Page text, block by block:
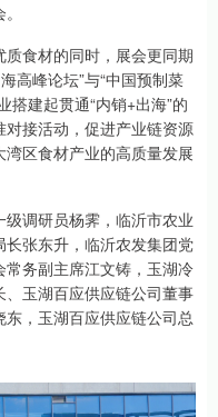
食材的同时，展会更同期
高峰论坛”与“中国预制菜
搭建起贯通“内销+出海”的
接活动，促进产业链资源
区食材产业的高质量发展
调研员杨霁，临沂市农业
张东升，临沂农发集团党
务副主席江文铸，玉湖冷
玉湖百应供应链公司董事
，玉湖百应供应链公司总